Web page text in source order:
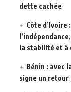
dette cachée
Côte d’Ivoire
la stabilité et à
Bénin : avec
signe un retour